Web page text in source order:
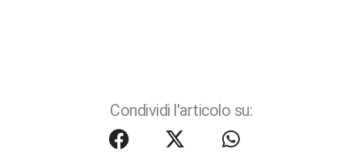
Condividi l'articolo su: